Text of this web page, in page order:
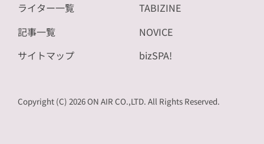
ライター一覧
記事一覧
サイトマップ
TABIZINE
NOVICE
bizSPA!
Copyright (C) 2026 ON AIR CO.,LTD. All Rights Reserved.